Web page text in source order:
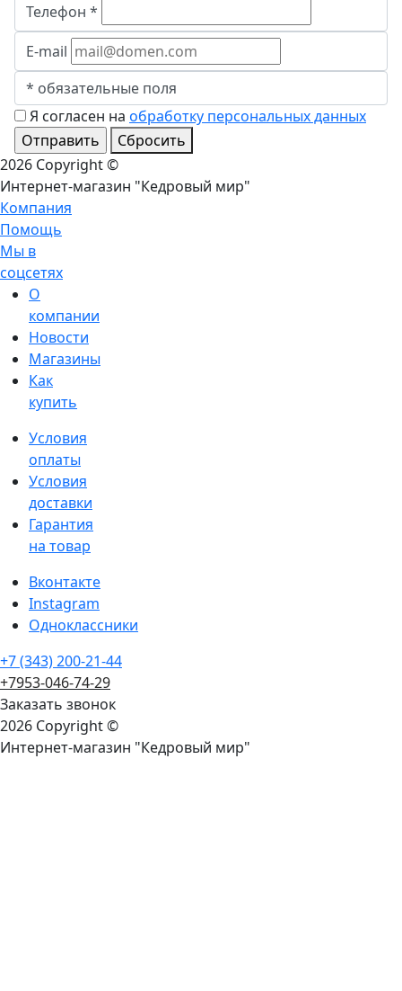
Телефон *
E-mail
* обязательные поля
Я согласен на обработку персональных данных
Сбросить
2026 Copyright ©
Интернет-магазин "Кедровый мир"
Компания
Помощь
Мы в
соцсетях
О
компании
Новости
Магазины
Как
купить
Условия
оплаты
Условия
доставки
Гарантия
на товар
Вконтакте
Instagram
Одноклассники
+7 (343) 200-21-44
+7953-046-74-29
Заказать звонок
2026 Copyright ©
Интернет-магазин "Кедровый мир"